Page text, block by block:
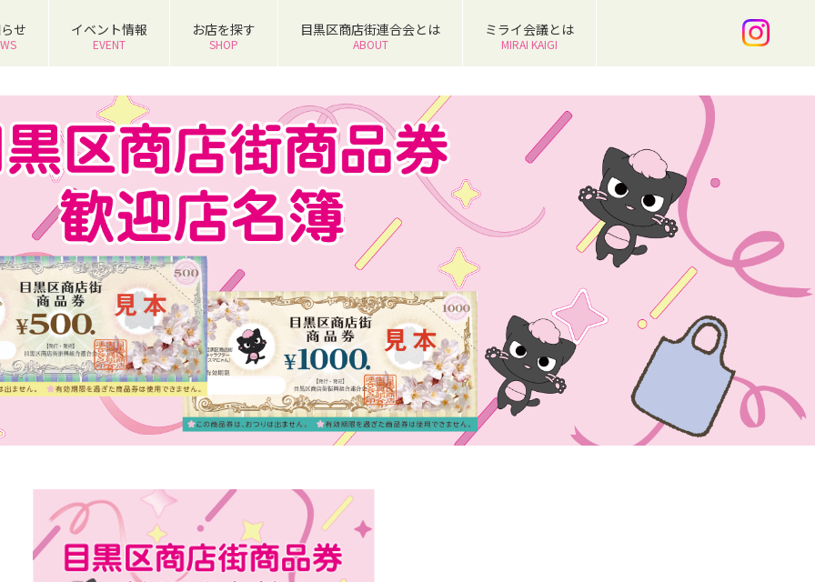
せ イベント情報
EVENT
お店を探す
SHOP
目黒区商店街連合会とは
ABOUT
ミライ会議とは
MIRAI KAIGI